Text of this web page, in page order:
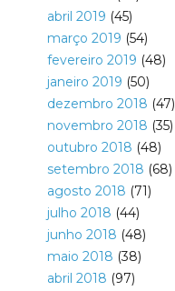
abril 2019 (45)
março 2019 (54)
fevereiro 2019 (48)
janeiro 2019 (50)
dezembro 2018 (47)
novembro 2018 (35)
outubro 2018 (48)
setembro 2018 (68)
agosto 2018 (71)
julho 2018 (44)
junho 2018 (48)
maio 2018 (38)
abril 2018 (97)